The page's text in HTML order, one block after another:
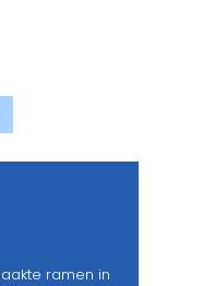
ramen in